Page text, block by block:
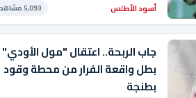
أسود الأطلس 5,093 مشاهدة
جاب الربحة.. اعتقال "مول الأودي"
بطل واقعة الفرار من محطة وقود
بطنجة